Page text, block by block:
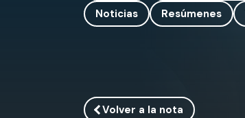
Noticias
Resúmenes
Volver a la nota